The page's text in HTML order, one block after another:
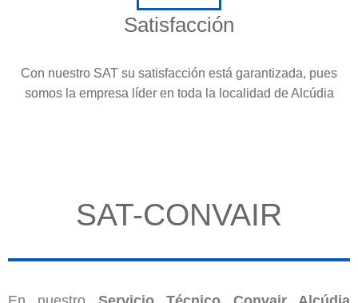
Satisfacción
Con nuestro SAT su satisfacción está garantizada, pues
somos la empresa líder en toda la localidad de Alcúdia
SAT-CONVAIR